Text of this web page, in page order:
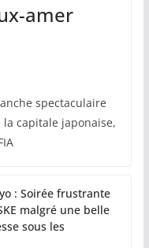
amer
spectaculaire
capitale japonaise,
: Soirée frustrante
malgré une belle
sous les